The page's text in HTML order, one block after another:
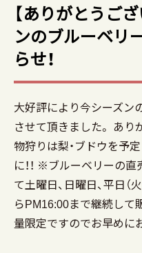
【ありがとうご
ンのブルーベリ
らせ！
大好評により今シーズン
させて頂きました。 あり
物狩りは梨・ブドウを予
に！！ ※ブルーベリーの
て土曜日、日曜日、平日
らPM16:00まで継続して
量限定ですのでお早めに